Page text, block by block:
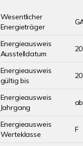
Wesentlicher
Energieträger
Energieausweis
Ausstelldatum
Energieausweis
gültig bis
Energieausweis
Jahrgang
Energieausweis
Werteklasse
F